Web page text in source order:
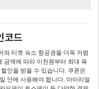
코드
와 티켓 숙소 항공권을 더욱 저렴
금액에 따라 이천원부터 최대 육
인을 받을 수 있습니다. 쿠폰은
안에 사용해야 합니다. 마이리얼